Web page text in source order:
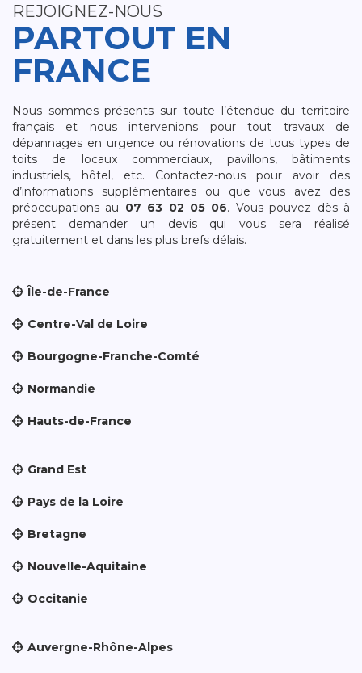
REJOIGNEZ-NOUS
PARTOUT EN
FRANCE
Nous sommes présents sur toute l’étendue du territoire
français et nous intervenions pour tout travaux de
dépannages en urgence ou rénovations de tous types de
toits de locaux commerciaux, pavillons, bâtiments
industriels, hôtel, etc. Contactez-nous pour avoir des
d’informations supplémentaires ou que vous avez des
préoccupations au 07 63 02 05 06. Vous pouvez dès à
présent demander un devis qui vous sera réalisé
gratuitement et dans les plus brefs délais.
Île-de-France
Centre-Val de Loire
Bourgogne-Franche-Comté
Normandie
Hauts-de-France
Grand Est
Pays de la Loire
Bretagne
Nouvelle-Aquitaine
Occitanie
Auvergne-Rhône-Alpes